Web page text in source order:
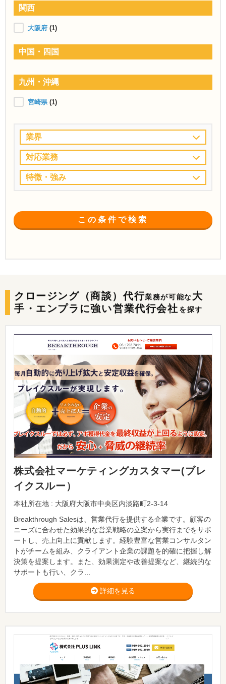
関西
大阪府 (1)
中国・四国
九州・沖縄
宮崎県 (1)
業界
対応業務
特徴・強み
この条件で検索
クロージング（商談）代行業務が可能な大
手・エンプラに強い営業代行会社 を探す
株式会社マーケティングカスタマー(ブレ
イクスルー）
本社所在地 : 大阪府大阪市中央区内淡路町2-3-14
Breakthrough Salesは、営業代行を提供する企業です。顧客の
ニーズに合わせた効果的な営業戦略の立案から実行までをサポ
ートし、売上向上に貢献します。経験豊富な営業コンサルタン
トがチームを組み、クライアント企業の課題を的確に把握し解
決策を提案します。また、効果測定や改善提案など、継続的な
サポートも行い、クラ...
詳細を見る